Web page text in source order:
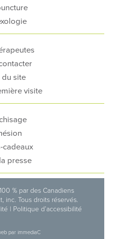
du site
visite
cadeaux
presse
% par des Canadiens
inc. Tous droits réservés.
| Politique d’accessibilité
par immediaC